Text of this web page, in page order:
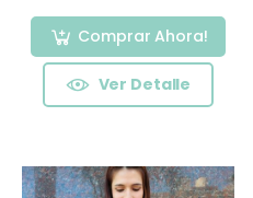
Comprar Ahora!
Ver Detalle